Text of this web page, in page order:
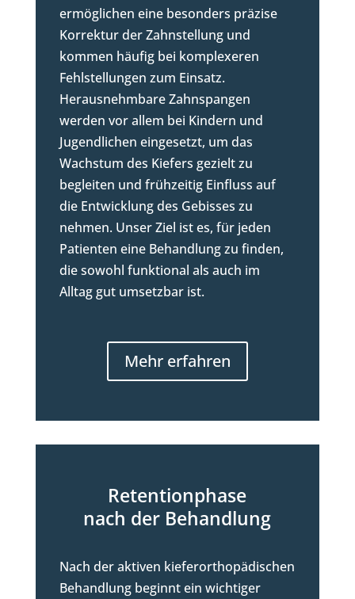
ermöglichen eine besonders präzise
Korrektur der Zahnstellung und
kommen häufig bei komplexeren
Fehlstellungen zum Einsatz.
Herausnehmbare Zahnspangen
werden vor allem bei Kindern und
Jugendlichen eingesetzt, um das
Wachstum des Kiefers gezielt zu
begleiten und frühzeitig Einfluss auf
die Entwicklung des Gebisses zu
nehmen. Unser Ziel ist es, für jeden
Patienten eine Behandlung zu finden,
die sowohl funktional als auch im
Alltag gut umsetzbar ist.
Mehr erfahren
Retentionphase
nach der Behandlung
Nach der aktiven kieferorthopädischen
Behandlung beginnt ein wichtiger